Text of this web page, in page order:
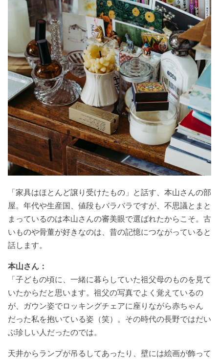
「家具はほとんど譲り受けたもの」と話す、本山さんの部
屋。年代や生産国、値段もバラバラですが、不思議とまと
まっているのは本山さんの審美眼で選ばれたからこそ。古
いものや骨董が好きなのは、昔の記憶につながっていると
話します。
本山さん：
「子どもの頃に、一緒に暮らしていた祖父母のものを見て
いたからだと思います。祖父の写真でよく覚えているの
が、ガウン姿でロッキングチェアに座りながら赤ちゃん
だった私を抱いている姿（笑）。その時代の長野ではだい
ぶ珍しい人だったのでは。
天井からランプが吊るしてあったり、壁には絵画が飾って